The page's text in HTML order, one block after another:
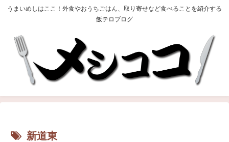
うまいめしはここ！外食やおうちごはん、取り寄せなど食べることを紹介する
飯テロブログ
新道東